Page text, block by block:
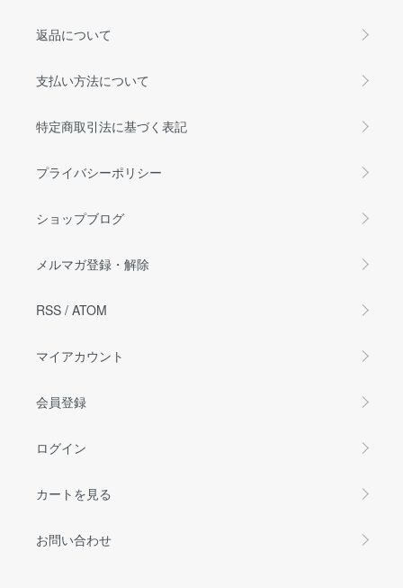
返品について
支払い方法について
特定商取引法に基づく表記
プライバシーポリシー
ショップブログ
メルマガ登録・解除
RSS / ATOM
マイアカウント
会員登録
ログイン
カートを見る
お問い合わせ